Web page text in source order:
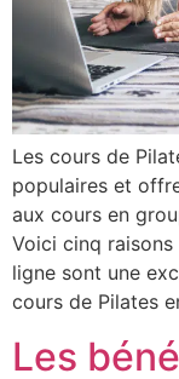
Les cours de
populaires et
aux cours en
Voici cinq
ligne sont une
cours de Pilates
Les